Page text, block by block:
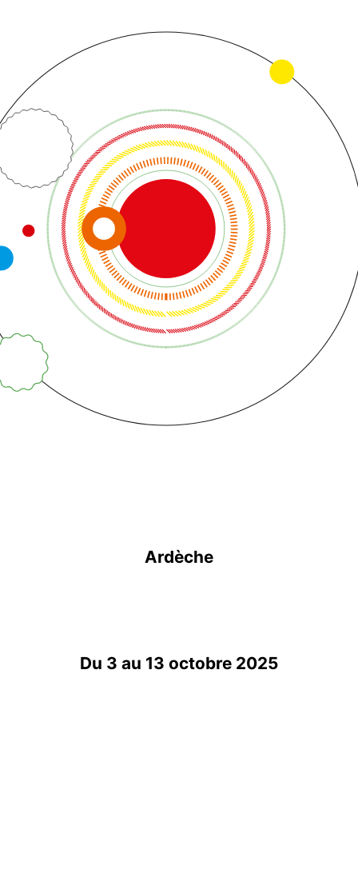
Ardèche
Du 3 au 13 octobre 2025